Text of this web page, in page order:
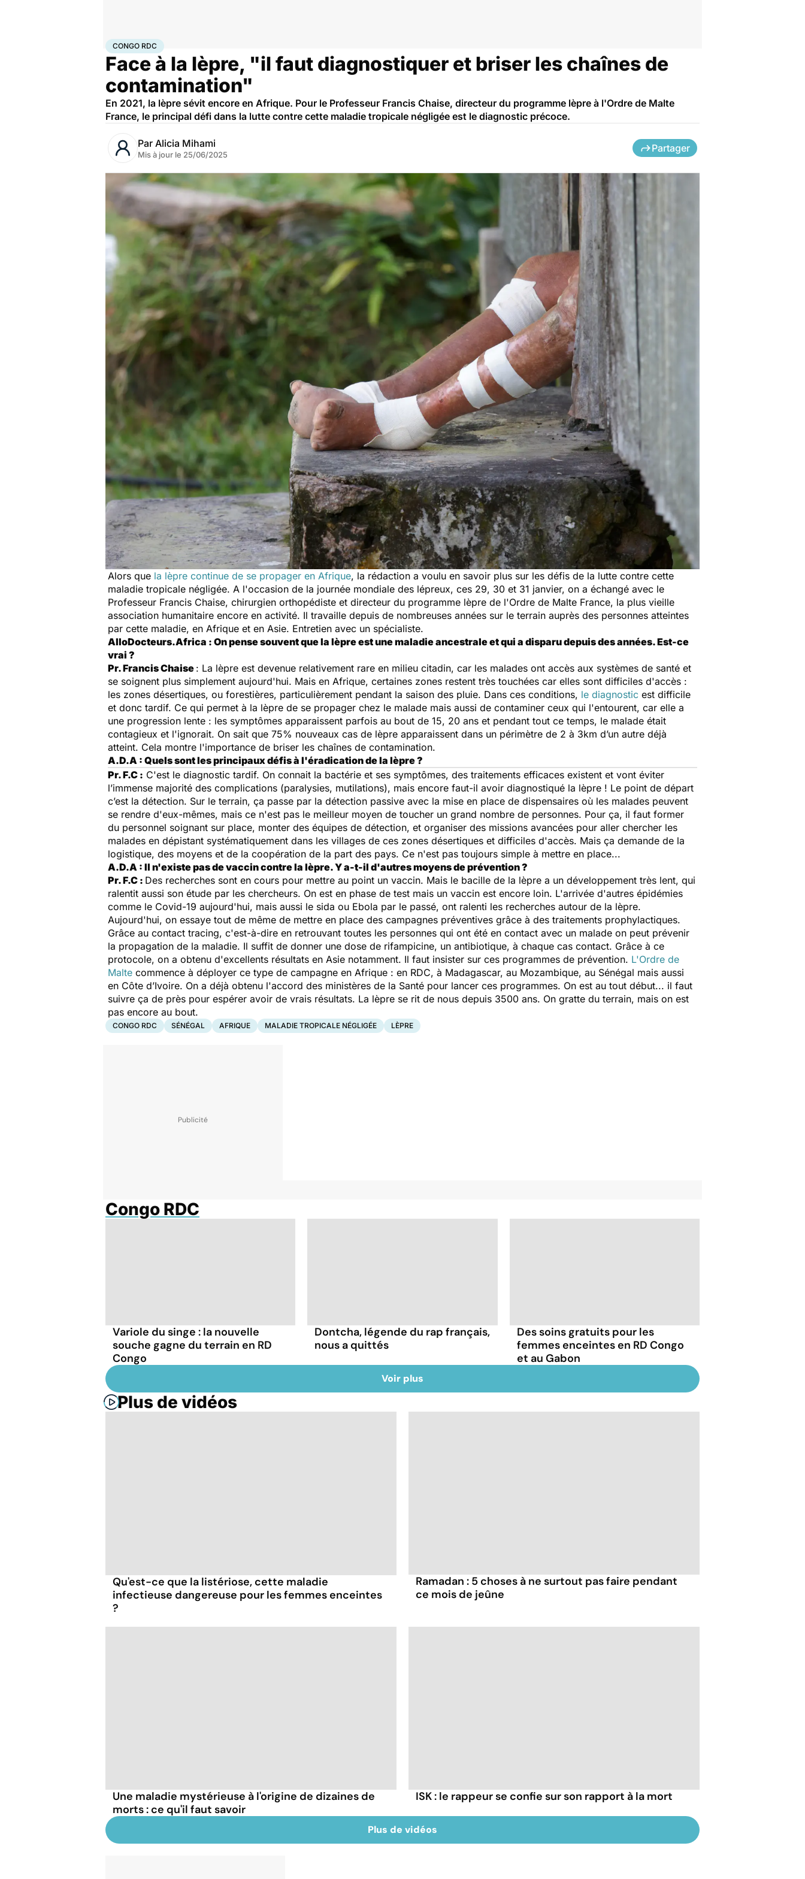
AccueilSantéMaladies
CONGO RDC
Face à la lèpre, "il faut diagnostiquer et briser les chaînes de
contamination"
En 2021, la lèpre sévit encore en Afrique. Pour le Professeur Francis Chaise, directeur du programme lèpre à l'Ordre de Malte
France, le principal défi dans la lutte contre cette maladie tropicale négligée est le diagnostic précoce.
Par Alicia Mihami
Mis à jour le 25/06/2025
Partager
Alors que la lèpre continue de se propager en Afrique, la rédaction a voulu en savoir plus sur les défis de la lutte contre cette
maladie tropicale négligée. A l'occasion de la journée mondiale des lépreux, ces 29, 30 et 31 janvier, on a échangé avec le
Professeur Francis Chaise, chirurgien orthopédiste et directeur du programme lèpre de l'Ordre de Malte France, la plus vieille
association humanitaire encore en activité. Il travaille depuis de nombreuses années sur le terrain auprès des personnes atteintes
par cette maladie, en Afrique et en Asie. Entretien avec un spécialiste.
AlloDocteurs.Africa : On pense souvent que la lèpre est une maladie ancestrale et qui a disparu depuis des années. Est-ce
vrai ?
Pr. Francis Chaise : La lèpre est devenue relativement rare en milieu citadin, car les malades ont accès aux systèmes de santé et
se soignent plus simplement aujourd'hui. Mais en Afrique, certaines zones restent très touchées car elles sont difficiles d'accès :
les zones désertiques, ou forestières, particulièrement pendant la saison des pluie. Dans ces conditions, le diagnostic est difficile
et donc tardif. Ce qui permet à la lèpre de se propager chez le malade mais aussi de contaminer ceux qui l'entourent, car elle a
une progression lente : les symptômes apparaissent parfois au bout de 15, 20 ans et pendant tout ce temps, le malade était
contagieux et l'ignorait. On sait que 75% nouveaux cas de lèpre apparaissent dans un périmètre de 2 à 3km d’un autre déjà
atteint. Cela montre l'importance de briser les chaînes de contamination.
A.D.A : Quels sont les principaux défis à l'éradication de la lèpre ?
Pr. F.C : C'est le diagnostic tardif. On connait la bactérie et ses symptômes, des traitements efficaces existent et vont éviter
l’immense majorité des complications (paralysies, mutilations), mais encore faut-il avoir diagnostiqué la lèpre ! Le point de départ
c’est la détection. Sur le terrain, ça passe par la détection passive avec la mise en place de dispensaires où les malades peuvent
se rendre d'eux-mêmes, mais ce n'est pas le meilleur moyen de toucher un grand nombre de personnes. Pour ça, il faut former
du personnel soignant sur place, monter des équipes de détection, et organiser des missions avancées pour aller chercher les
malades en dépistant systématiquement dans les villages de ces zones désertiques et difficiles d'accès. Mais ça demande de la
logistique, des moyens et de la coopération de la part des pays. Ce n'est pas toujours simple à mettre en place...
A.D.A : Il n'existe pas de vaccin contre la lèpre. Y a-t-il d'autres moyens de prévention ?
Pr. F.C : Des recherches sont en cours pour mettre au point un vaccin. Mais le bacille de la lèpre a un développement très lent, qui
ralentit aussi son étude par les chercheurs. On est en phase de test mais un vaccin est encore loin. L'arrivée d'autres épidémies
comme le Covid-19 aujourd'hui, mais aussi le sida ou Ebola par le passé, ont ralenti les recherches autour de la lèpre.
Aujourd'hui, on essaye tout de même de mettre en place des campagnes préventives grâce à des traitements prophylactiques.
Grâce au contact tracing, c'est-à-dire en retrouvant toutes les personnes qui ont été en contact avec un malade on peut prévenir
la propagation de la maladie. Il suffit de donner une dose de rifampicine, un antibiotique, à chaque cas contact. Grâce à ce
protocole, on a obtenu d'excellents résultats en Asie notamment. Il faut insister sur ces programmes de prévention. L'Ordre de
Malte commence à déployer ce type de campagne en Afrique : en RDC, à Madagascar, au Mozambique, au Sénégal mais aussi
en Côte d’Ivoire. On a déjà obtenu l'accord des ministères de la Santé pour lancer ces programmes. On est au tout début... il faut
suivre ça de près pour espérer avoir de vrais résultats. La lèpre se rit de nous depuis 3500 ans. On gratte du terrain, mais on est
pas encore au bout.
CONGO RDC SÉNÉGAL AFRIQUE MALADIE TROPICALE NÉGLIGÉE LÈPRE
Congo RDC
Variole du singe : la nouvelle
souche gagne du terrain en RD
Congo
Dontcha, légende du rap français,
nous a quittés
Des soins gratuits pour les
femmes enceintes en RD Congo
et au Gabon
Voir plus
Plus de vidéos
Qu'est-ce que la listériose, cette maladie
infectieuse dangereuse pour les femmes enceintes
?
Ramadan : 5 choses à ne surtout pas faire pendant
ce mois de jeûne
Une maladie mystérieuse à l'origine de dizaines de
morts : ce qu'il faut savoir
ISK : le rappeur se confie sur son rapport à la mort
Plus de vidéos